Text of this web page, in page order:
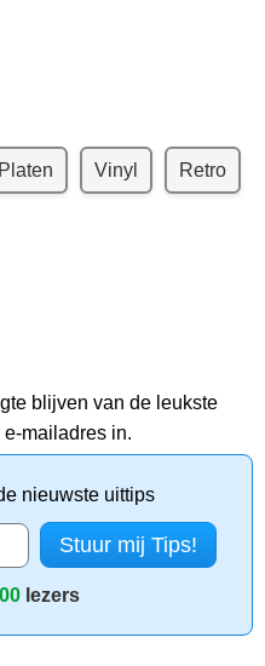
Platen Vinyl Retro
blijven van de leukste
mailadres in.
nieuwste uittips
lezers